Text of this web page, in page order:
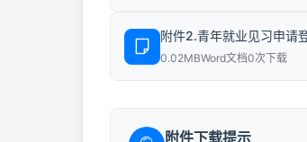
附件2.青年就业见习申请
0.02MBWord文档0次下载
附件下载提示